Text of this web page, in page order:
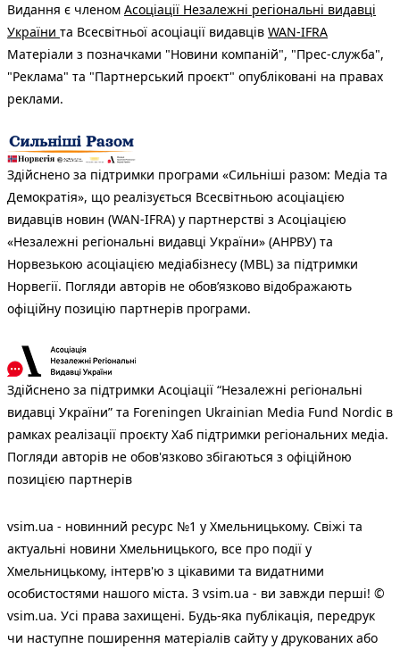
Видання є членом Асоціації Незалежні регіональні видавці
України та Всесвітньої асоціації видавців WAN-IFRA
Матеріали з позначками "Новини компаній", "Прес-служба",
"Реклама" та "Партнерський проєкт" опубліковані на правах
реклами.
Здійснено за підтримки програми «Сильніші разом: Медіа та
Демократія», що реалізується Всесвітньою асоціацією
видавців новин (WAN-IFRA) у партнерстві з Асоціацією
«Незалежні регіональні видавці України» (АНРВУ) та
Норвезькою асоціацією медіабізнесу (MBL) за підтримки
Норвегії. Погляди авторів не обов’язково відображають
офіційну позицію партнерів програми.
Здійснено за підтримки Асоціації “Незалежні регіональні
видавці України” та Foreningen Ukrainian Media Fund Nordic в
рамках реалізації проєкту Хаб підтримки регіональних медіа.
Погляди авторів не обов'язково збігаються з офіційною
позицією партнерів
vsim.ua - новинний ресурс №1 у Хмельницькому. Свіжі та
актуальні новини Хмельницького, все про події у
Хмельницькому, інтерв'ю з цікавими та видатними
особистостями нашого міста. З vsim.ua - ви завжди перші! ©
vsim.ua. Усі права захищені. Будь-яка публiкацiя, передрук
чи наступне поширення матеріалів сайту у друкованих або